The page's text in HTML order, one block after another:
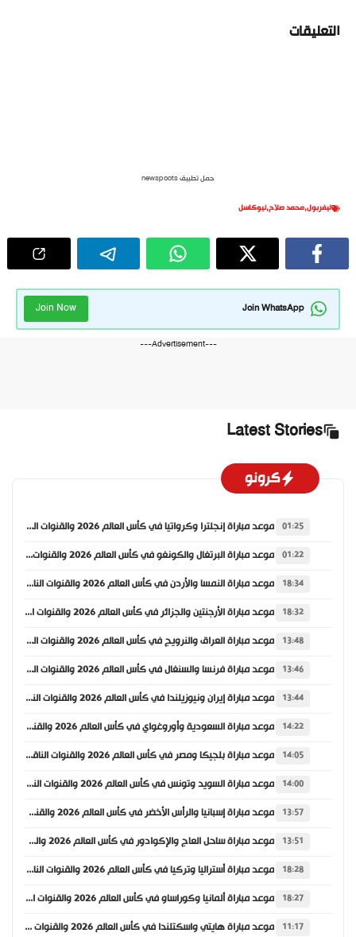
التعليقات
حمل تطبيق newspoots
ليفربول,محمد صلاح,نيوكاسل
Join WhatsApp
Join Now
---Advertisement---
Latest Stories
كرونو
01:25 موعد مباراة إنجلترا وكرواتيا في كأس العالم 2026 والقنوات الناقلة
01:22 موعد مباراة البرتغال والكونغو في كأس العالم 2026 والقنوات الناقلة
18:34 موعد مباراة النمسا والأردن في كأس العالم 2026 والقنوات الناقلة
18:32 موعد مباراة الأرجنتين والجزائر في كأس العالم 2026 والقنوات الناقلة
13:48 موعد مباراة العراق والنرويج في كأس العالم 2026 والقنوات الناقلة
13:46 موعد مباراة فرنسا والسنغال في كأس العالم 2026 والقنوات الناقلة
13:44 موعد مباراة إيران ونيوزيلندا في كأس العالم 2026 والقنوات الناقلة
14:22 موعد مباراة السعودية وأوروغواي في كأس العالم 2026 والقنوات الناقلة
14:05 موعد مباراة بلجيكا ومصر في كأس العالم 2026 والقنوات الناقلة
14:00 موعد مباراة السويد وتونس في كأس العالم 2026 والقنوات الناقلة
13:57 موعد مباراة إسبانيا والرأس الأخضر في كأس العالم 2026 والقنوات الناقلة
13:51 موعد مباراة ساحل العاج والإكوادور في كأس العالم 2026 والقنوات الناقلة
18:28 موعد مباراة أستراليا وتركيا في كأس العالم 2026 والقنوات الناقلة
18:27 موعد مباراة ألمانيا وكوراساو في كأس العالم 2026 والقنوات الناقلة
11:17 موعد مباراة هايتي واسكتلندا في كأس العالم 2026 والقنوات الناقلة